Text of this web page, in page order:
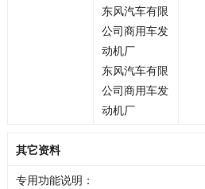
东风汽车有限
公司商用车发
动机厂
东风汽车有限
公司商用车发
动机厂
其它资料
专用功能说明：